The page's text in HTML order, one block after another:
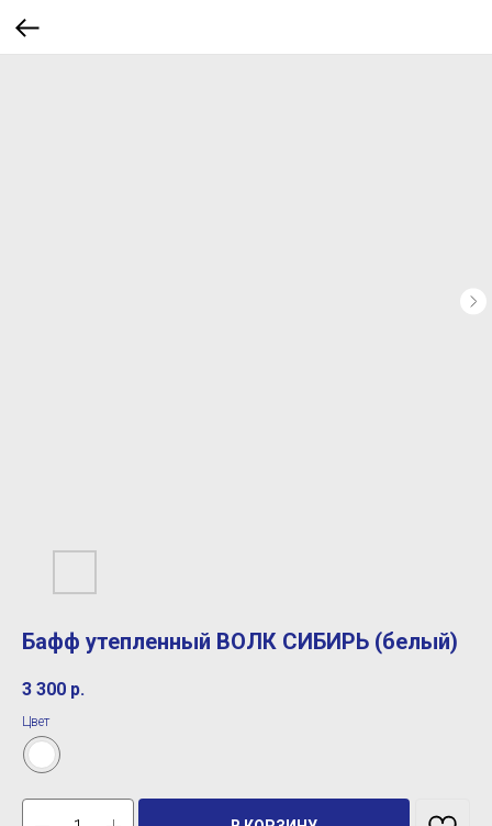
Бафф утепленный ВОЛК СИБИРЬ (белый)
3 300 р.
Цвет